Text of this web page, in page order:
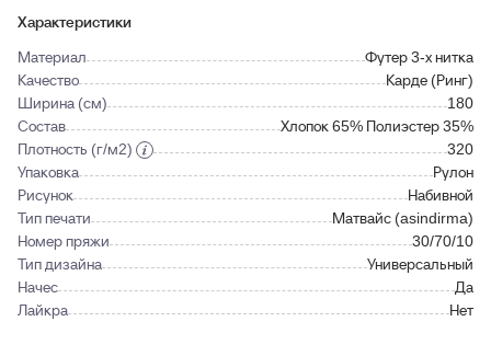
Характеристики
Материал
Футер 3-х нитка
Качество
Карде (Ринг)
Ширина (см)
180
Состав
Хлопок 65% Полиэстер 35%
Плотность (г/м2)
320
Упаковка
Рулон
Рисунок
Набивной
Тип печати
Матвайс (asindirma)
Номер пряжи
30/70/10
Тип дизайна
Универсальный
Начес
Да
Лайкра
Нет